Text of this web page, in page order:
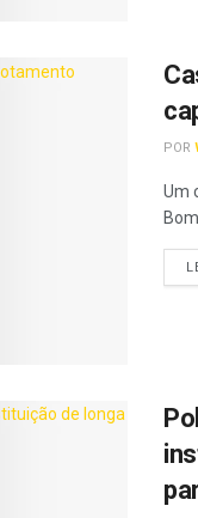
POR
Um